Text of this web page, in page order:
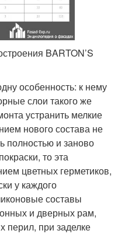
BARTON’S
особенность: к нему
слои такого же
устранить мелкие
нового состава не
полностью и заново
то эта
цветных герметиков,
у каждого
составы
и дверных рам,
перил, при заделке